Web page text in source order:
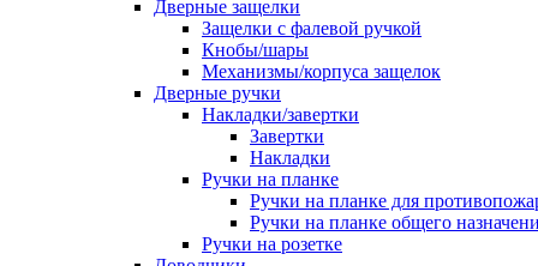
Дверные защелки
Защелки с фалевой ручкой
Кнобы/шары
Механизмы/корпуса защелок
Дверные ручки
Накладки/завертки
Завертки
Накладки
Ручки на планке
Ручки на планке для
Ручки на планке общего
Ручки на розетке